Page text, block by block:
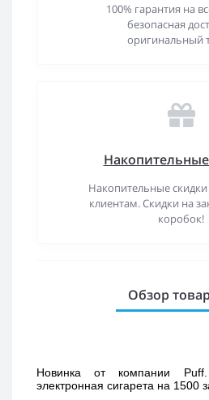
100% гарантия на
безопасная
оригинальный
Накопительные
клиентам. Скидки на
коробок!
Обзор
Новинка от компании
электронная сигарета на 1500